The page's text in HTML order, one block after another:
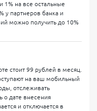
перед
свою
Историй — это
условиями.
системе МИР, что
на территории
кредитной карты
справка 2-НДФЛ —
данных анкеты и
1% на все остальные
у партнеров банка и
можно получить до 10%
стоит 99 рублей в месяц.
на ваш мобильный
отслеживать
о дате внесения
и отключается в